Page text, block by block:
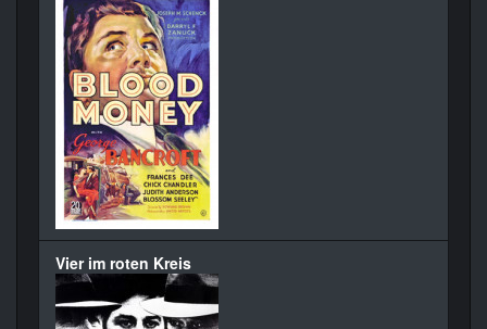
Vier im roten Kreis